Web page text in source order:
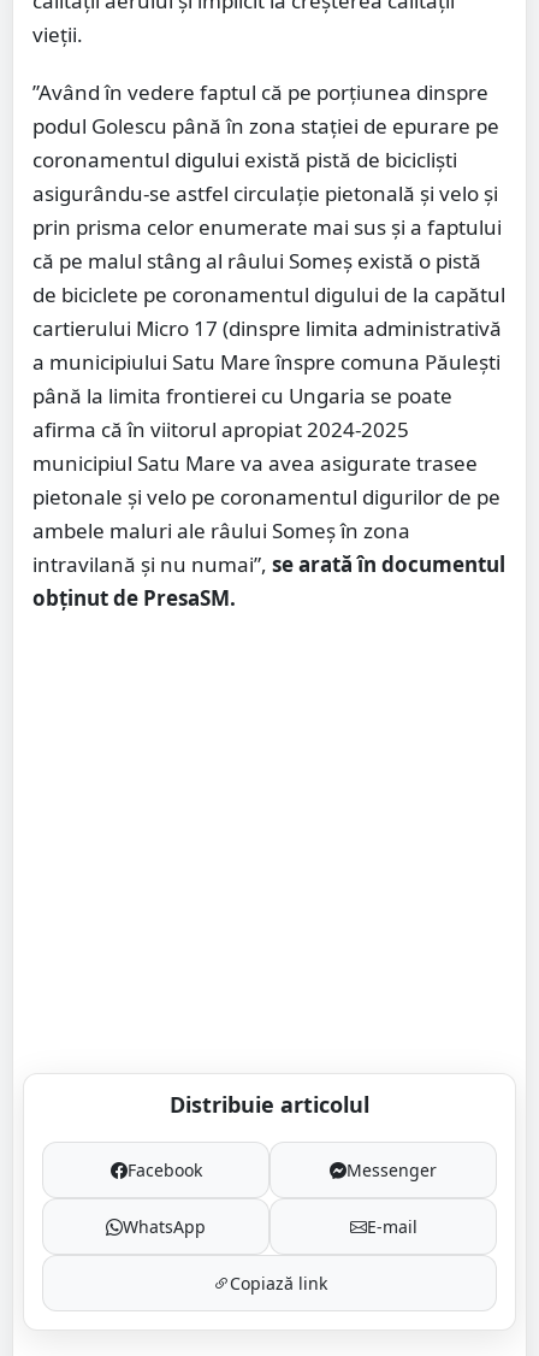
vieții.
”Având în vedere faptul că pe porțiunea dinspre
podul Golescu până în zona stației de epurare pe
coronamentul digului există pistă de bicicliști
asigurându-se astfel circulație pietonală și velo și
prin prisma celor enumerate mai sus și a faptului
că pe malul stâng al râului Someș există o pistă
de biciclete pe coronamentul digului de la capătul
cartierului Micro 17 (dinspre limita administrativă
a municipiului Satu Mare înspre comuna Păulești
până la limita frontierei cu Ungaria se poate
afirma că în viitorul apropiat 2024-2025
municipiul Satu Mare va avea asigurate trasee
pietonale și velo pe coronamentul digurilor de pe
ambele maluri ale râului Someș în zona
intravilană și nu numai”, se arată în documentul
obținut de PresaSM.
Distribuie articolul
Facebook Messenger
WhatsApp E-mail
Copiază link